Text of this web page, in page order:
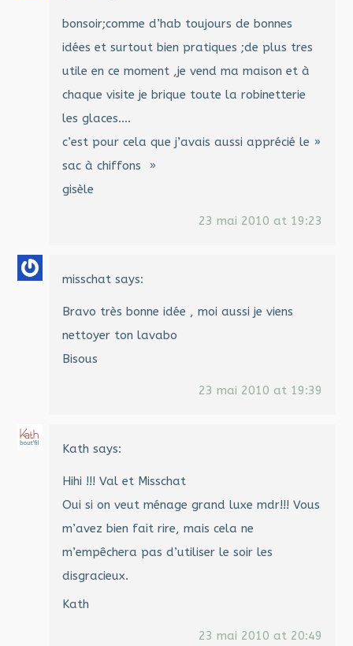
bonsoir;comme d’hab toujours de bonnes
idées et surtout bien pratiques ;de plus tres
utile en ce moment ,je vend ma maison et à
chaque visite je brique toute la robinetterie
les glaces….
c’est pour cela que j’avais aussi apprécié le »
sac à chiffons »
gisèle
23 mai 2010 at 19:23
misschat says:
Bravo très bonne idée , moi aussi je viens
nettoyer ton lavabo
Bisous
23 mai 2010 at 19:39
Kath says:
Hihi !!! Val et Misschat
Oui si on veut ménage grand luxe mdr!!! Vous
m’avez bien fait rire, mais cela ne
m’empêchera pas d’utiliser le soir les
disgracieux.
Kath
23 mai 2010 at 20:49